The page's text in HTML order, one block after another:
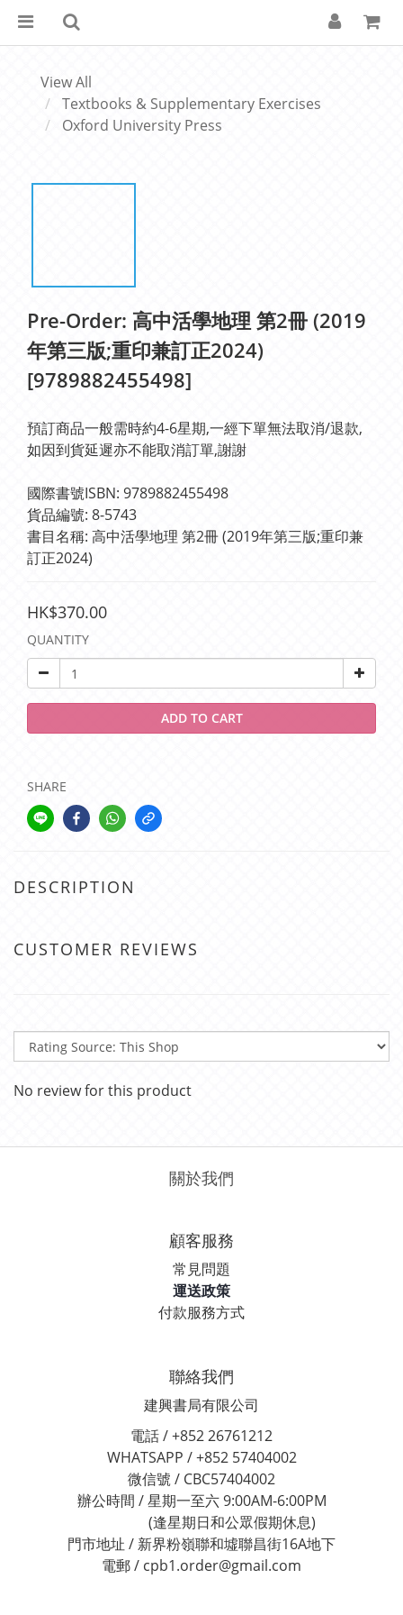
View All
Textbooks & Supplementary Exercises
Oxford University Press
Pre-Order: 高中活學地理 第2冊 (2019
年第三版;重印兼訂正2024)
[9789882455498]
預訂商品一般需時約4-6星期,一經下單無法取消/退款,
如因到貨延遲亦不能取消訂單,謝謝
國際書號ISBN: 9789882455498
貨品編號: 8-5743
書目名稱: 高中活學地理 第2冊 (2019年第三版;重印兼
訂正2024)
HK$370.00
QUANTITY
ADD TO CART
SHARE
DESCRIPTION
CUSTOMER REVIEWS
No review for this product
關於我們
顧客服務
常見問題
運送政策
付款服務方式
聯絡我們
建興書局有限公司
電話 / +852 26761212
WHATSAPP / +852 57404002
微信號 / CBC57404002
辦公時間 / 星期一至六 9:00AM-6:00PM
(逢星期日和公眾假期休息)
門市地址 / 新界粉嶺聯和墟聯昌街16A地下
電郵 / cpb1.order@gmail.com